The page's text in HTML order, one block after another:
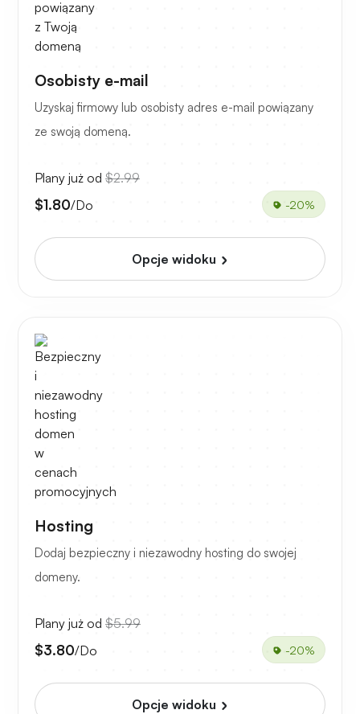
Osobisty e-mail
Uzyskaj firmowy lub osobisty adres e-mail powiązany
ze swoją domeną.
Plany już od $2.99
$1.80/Do -20%
Opcje widoku
Hosting
Dodaj bezpieczny i niezawodny hosting do swojej
domeny.
Plany już od $5.99
$3.80/Do -20%
Opcje widoku